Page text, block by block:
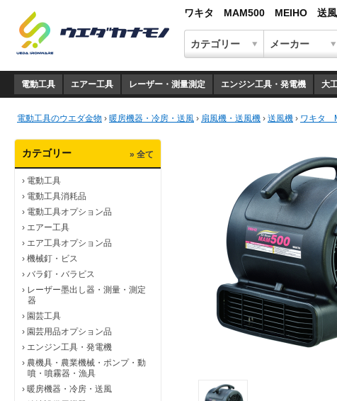
ワキタ MAM500 MEIHO 送風
電動工具 エアー工具 レーザー・測量測定 エンジン工具・発電機 大
電動工具のウエダ金物 › 暖房機器・冷房・送風 › 扇風機・送風機 › 送風機 › ワキタ
カテゴリー » 全て
› 電動工具
› 電動工具消耗品
› 電動工具オプション品
› エアー工具
› エア工具オプション品
› 機械釘・ビス
› バラ釘・バラビス
› レーザー墨出し器・測量・測定
器
› 園芸工具
› 園芸用品オプション品
› エンジン工具・発電機
› 農機具・農業機械・ポンプ・動
噴・噴霧器・漁具
› 暖房機器・冷房・送風